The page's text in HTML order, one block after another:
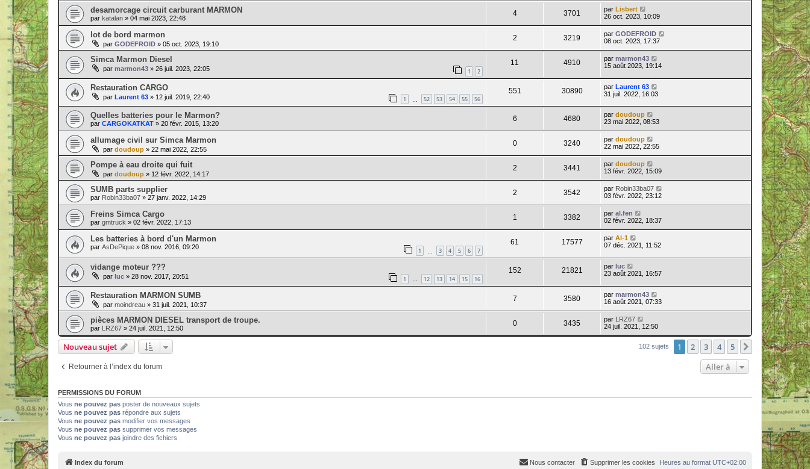
desamorcage circuit carburant MARMON
par katalan » 04 mai 2023, 22:48
4 3701 par Lisbert
26 oct. 2023, 10:09
lot de bord marmon
par GODEFROID » 05 oct. 2023, 19:10
2 3219 par GODEFROID
08 oct. 2023, 17:37
Simca Marmon Diesel
par marmon43 » 26 juil. 2023, 22:05 1 2
11 4910 par marmon43
15 août 2023, 19:14
Restauration CARGO
par Laurent 63 » 12 juil. 2019, 22:40 1 52 53 54 55 56
551 30890 par Laurent 63
31 juil. 2022, 16:03
Quelles batteries pour le Marmon?
par CARGOKATKAT » 20 févr. 2015, 13:20
6 4680 par doudoup
23 mai 2022, 08:53
allumage civil sur Simca Marmon
par doudoup » 22 mai 2022, 22:55
0 3240 par doudoup
22 mai 2022, 22:55
Pompe à eau droite qui fuit
par doudoup » 12 févr. 2022, 14:17
2 3441 par doudoup
13 févr. 2022, 15:09
SUMB parts supplier
par Robin33ba07 » 27 janv. 2022, 14:29
2 3542 par Robin33ba07
03 févr. 2022, 23:12
Freins Simca Cargo
par gmtruck » 02 févr. 2022, 17:13
1 3382 par al.fen
02 févr. 2022, 18:37
Les batteries à bord d'un Marmon
par AsDePique » 08 nov. 2016, 09:20 1 3 4 5 6 7
61 17577 par Al-1
07 déc. 2021, 11:52
vidange moteur ???
par luc » 28 nov. 2017, 20:51 1 … 12 13 14 15 16
152 21821 par luc
23 août 2021, 16:57
Restauration MARMON SUMB
par moindreau » 31 juil. 2021, 10:37
7 3580 par marmon43
16 août 2021, 07:33
pièces MARMON DIESEL transport de troupe.
par LRZ67 » 24 juil. 2021, 12:50
0 3435 par LRZ67
24 juil. 2021, 12:50
Nouveau sujet 102 sujets 1 2 3 4 5 Suivante
Retourner à l’index du forum Aller à
PERMISSIONS DU FORUM
Vous ne pouvez pas poster de nouveaux sujets
Vous ne pouvez pas répondre aux sujets
Vous ne pouvez pas modifier vos messages
Vous ne pouvez pas supprimer vos messages
Vous ne pouvez pas joindre des fichiers
Index du forum Heures au format UTC+02:00
Supprimer les cookies
Nous contacter